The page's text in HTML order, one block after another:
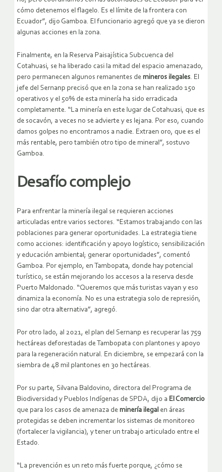
cómo detenemos el flagelo. Es el límite de la frontera con
Ecuador”, dijo Gamboa. El funcionario agregó que ya se dieron
algunas acciones en la zona.
Finalmente, en la Reserva Paisajística Subcuenca del
Cotahuasi, se ha liberado casi la mitad del espacio amenazado,
pero permanecen algunos remanentes de mineros ilegales. El
jefe del Sernanp precisó que en la zona se han realizado 150
operativos y el 50% de esta minería ha sido erradicada
completamente. “La minería en este lugar de Cotahuasi, que es
de socavón, a veces no se advierte y es lejana. Por eso, cuando
damos golpes no encontramos a nadie. Extraen oro, que es el
más rentable, pero también otro tipo de mineral”, sostuvo
Gamboa.
Desafío complejo
Para enfrentar la minería ilegal se requieren acciones
articuladas entre varios sectores. “Estamos trabajando con las
poblaciones para generar oportunidades. La estrategia tiene
como acciones: identificación y apoyo logístico; sensibilización
y educación ambiental; generar oportunidades”, comentó
Gamboa. Por ejemplo, en Tambopata, donde hay potencial
turístico, se están mejorando los accesos a la reserva desde
Puerto Maldonado. “Queremos que más turistas vayan y eso
dinamiza la economía. No es una estrategia solo de represión,
sino dar otra alternativa”, agregó.
Por otro lado, al 2021, el plan del Sernanp es recuperar las 759
hectáreas deforestadas de Tambopata con plantones y apoyo
para la regeneración natural. En diciembre, se empezará con la
siembra de 48 mil plantones en 30 hectáreas.
Por su parte, Silvana Baldovino, directora del Programa de
Biodiversidad y Pueblos Indígenas de SPDA, dijo a El Comercio
que para los casos de amenaza de minería ilegal en áreas
protegidas se deben incrementar los sistemas de monitoreo
(fortalecer la vigilancia), y tener un trabajo articulado entre el
Estado.
“La prevención es un reto más fuerte porque, ¿cómo se